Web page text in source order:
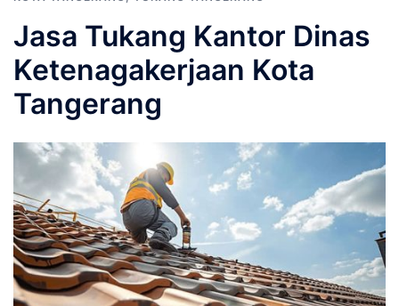
Jasa Tukang Kantor Dinas
Ketenagakerjaan Kota
Tangerang